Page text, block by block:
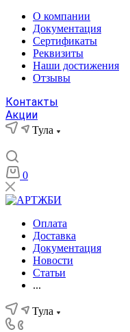
О компании
Документация
Сертификаты
Реквизиты
Наши достижения
Отзывы
Контакты
Акции
Тула
0
Оплата
Доставка
Документация
Новости
Статьи
...
Тула